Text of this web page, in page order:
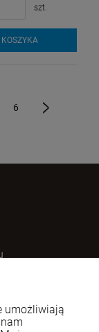
szt.
KOSZYKA
6
umożliwiają